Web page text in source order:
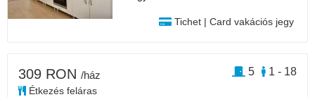
Tichet | Card vakációs jegy
309 RON /ház
Étkezés feláras
1 - 18
5